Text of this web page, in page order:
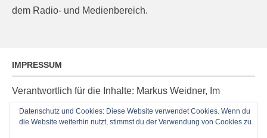
dem Radio- und Medienbereich.
IMPRESSUM
Verantwortlich für die Inhalte: Markus Weidner, Im
Ziegelacker 20, D-63599 Biebergemünd, E-Mail:
post@radioblog.eu
Datenschutz und Cookies: Diese Website verwendet Cookies. Wenn du
die Website weiterhin nutzt, stimmst du der Verwendung von Cookies zu.